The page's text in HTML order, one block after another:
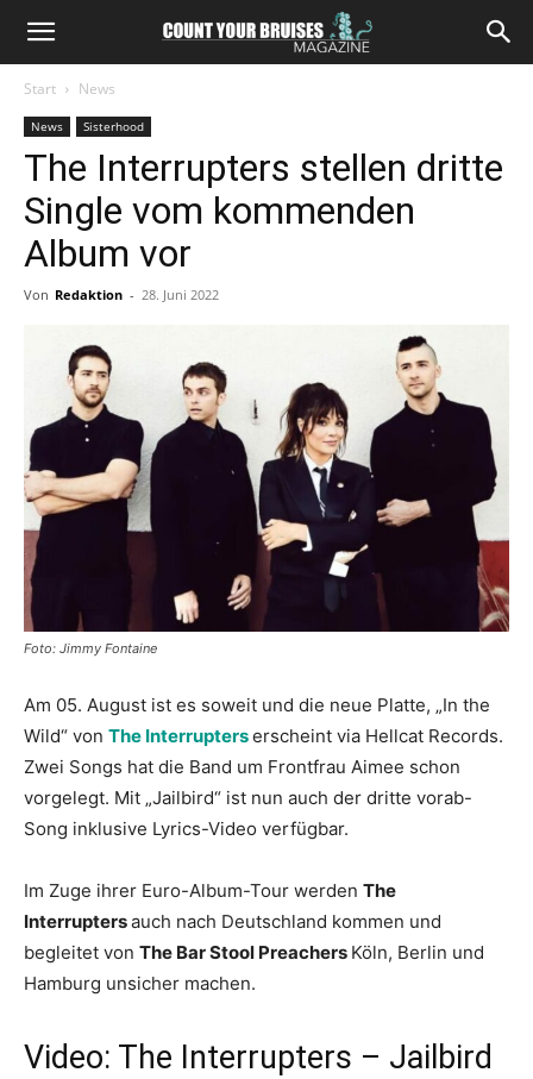
Start News
News Sisterhood
The Interrupters stellen dritte
Single vom kommenden
Album vor
Von Redaktion - 28. Juni 2022
Foto: Jimmy Fontaine
Am 05. August ist es soweit und die neue Platte, „In the
Wild“ von The Interrupterserscheint via Hellcat Records.
Zwei Songs hat die Band um Frontfrau Aimee schon
vorgelegt. Mit „Jailbird“ ist nun auch der dritte vorab-
Song inklusive Lyrics-Video verfügbar.
Im Zuge ihrer Euro-Album-Tour werden The
Interruptersauch nach Deutschland kommen und
begleitet von The Bar Stool Preachers Köln, Berlin und
Hamburg unsicher machen.
Video: The Interrupters – Jailbird